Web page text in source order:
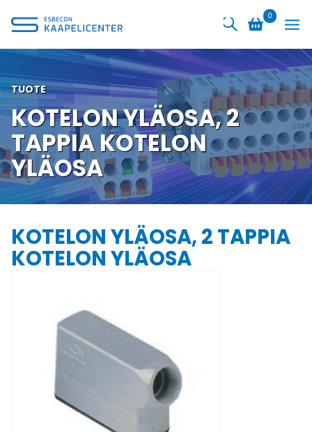
sisältöön
0
TUOTE
KOTELON YLÄOSA, 2
TAPPIA KOTELON
YLÄOSA
KOTELON YLÄOSA, 2 TAPPIA
KOTELON YLÄOSA